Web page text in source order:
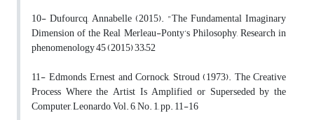
10- Dufourcq, Annabelle (2015). "The Fundamental Imaginary
Dimension of the Real Merleau-Ponty’s Philosophy, Research in
phenomenology 45 (2015) 33–52
11- Edmonds, Ernest and Cornock, Stroud (1973). The Creative
Process Where the Artist Is Amplified or Superseded by the
Computer, Leonardo, Vol. 6, No. 1, pp. 11-16